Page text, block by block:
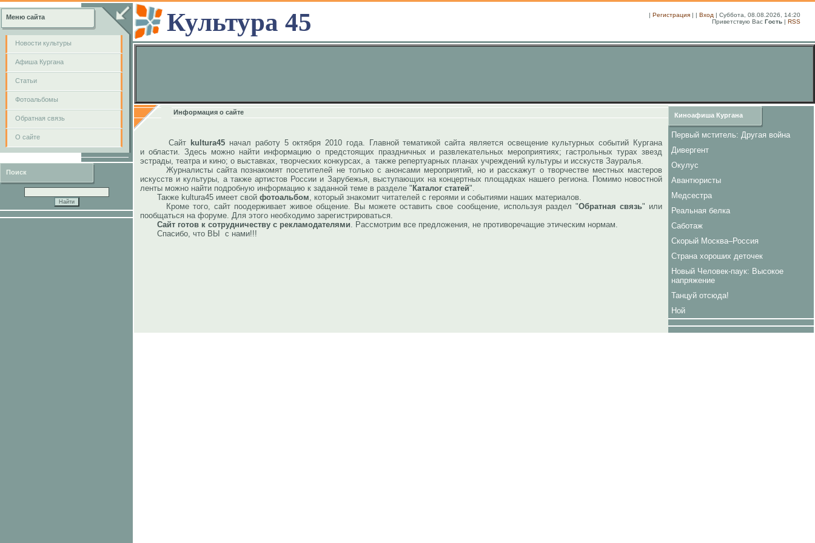
Меню сайта
Новости культуры
Афиша Кургана
Cтатьи
Фотоальбомы
Обратная связь
О сайте
Поиск
Культура 45 | Регистрация | | Вход | Суббота, 08.08.2026, 14:20
Приветствую Вас Гость | RSS
Информация о сайте
Сайт kultura45 начал работу 5 октября 2010 года. Главной тематикой сайта является освещение культурных событий Кургана
и области. Здесь можно найти информацию о предстоящих праздничных и развлекательных мероприятиях; гастрольных турах звезд
эстрады, театра и кино; о выставках, творческих конкурсах, а также репертуарных планах учреждений культуры и исскуств Зауралья.
Журналисты сайта познакомят посетителей не только с анонсами мероприятий, но и расскажут о творчестве местных мастеров
искусств и культуры, а также артистов России и Зарубежья, выступающих на концертных площадках нашего региона. Помимо новостной
ленты можно найти подробную информацию к заданной теме в разделе " Каталог статей".
Также kultura45 имеет свой фотоальбом, который знакомит читателей с героями и событиями наших материалов.
Кроме того, сайт поодерживает живое общение. Вы можете оставить свое сообщение, используя раздел "Обратная связь" или
пообщаться на форуме. Для этого необходимо зарегистрироваться.
Сайт готов к сотрудничеству с рекламодателями. Рассмотрим все предложения, не противоречащие этическим нормам.
Спасибо, что ВЫ с нами!!!
Киноафиша Кургана
Первый мститель: Другая война
Дивергент
Окулус
Авантюристы
Медсестра
Реальная белка
Саботаж
Скорый Москва–Россия
Страна хороших деточек
Новый Человек-паук: Высокое
напряжение
Танцуй отсюда!
Ной